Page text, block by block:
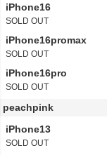
iPhone16
SOLD OUT
iPhone16promax
SOLD OUT
iPhone16pro
SOLD OUT
peachpink
iPhone13
SOLD OUT